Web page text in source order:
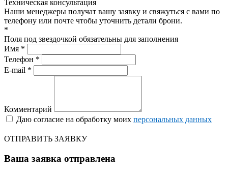
Техническая консультация
Наши менеджеры получат вашу заявку и свяжуться с вами по
телефону или почте чтобы уточнить детали брони.
*
Поля под звездочкой обязательны для заполнения
Имя *
Телефон *
E-mail *
Комментарий
Даю согласие на обработку моих персональных данных
ОТПРАВИТЬ ЗАЯВКУ
Ваша заявка отправлена